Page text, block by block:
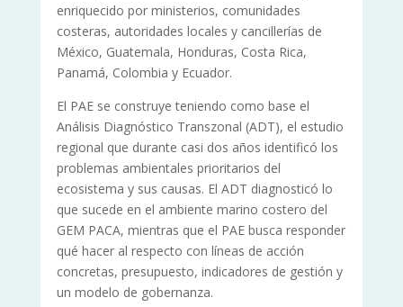
enriquecido por ministerios, comunidades
costeras, autoridades locales y cancillerías de
México, Guatemala, Honduras, Costa Rica,
Panamá, Colombia y Ecuador.
El PAE se construye teniendo como base el
Análisis Diagnóstico Transzonal (ADT), el estudio
regional que durante casi dos años identificó los
problemas ambientales prioritarios del
ecosistema y sus causas. El ADT diagnosticó lo
que sucede en el ambiente marino costero del
GEM PACA, mientras que el PAE busca responder
qué hacer al respecto con líneas de acción
concretas, presupuesto, indicadores de gestión y
un modelo de gobernanza.